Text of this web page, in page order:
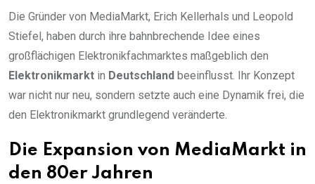
Die Gründer von MediaMarkt, Erich Kellerhals und Leopold
Stiefel, haben durch ihre bahnbrechende Idee eines
großflächigen Elektronikfachmarktes maßgeblich den
Elektronikmarkt in Deutschland beeinflusst. Ihr Konzept
war nicht nur neu, sondern setzte auch eine Dynamik frei, die
den Elektronikmarkt grundlegend veränderte.
Die Expansion von MediaMarkt in
den 80er Jahren